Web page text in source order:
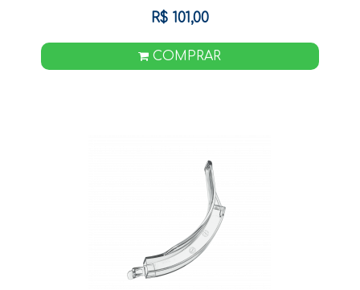
R$ 101,00
COMPRAR